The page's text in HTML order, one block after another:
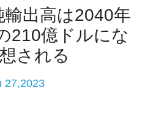
出高は2040年
210億ドルにな
される
27,2023